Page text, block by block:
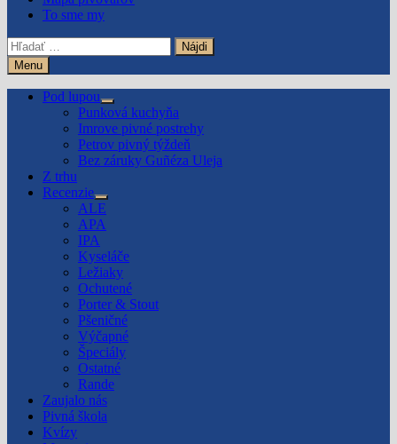
To sme my
Hľadať:
Menu
Pod lupou
Show
sub
menu
Punková kuchyňa
Imrove pivné postrehy
Petrov pivný týždeň
Bez záruky Guñéza Uleja
Z trhu
Recenzie
Show
sub
menu
ALE
APA
IPA
Kyseláče
Ležiaky
Ochutené
Porter & Stout
Pšeničné
Výčapné
Špeciály
Ostatné
Rande
Zaujalo nás
Pivná škola
Kvízy